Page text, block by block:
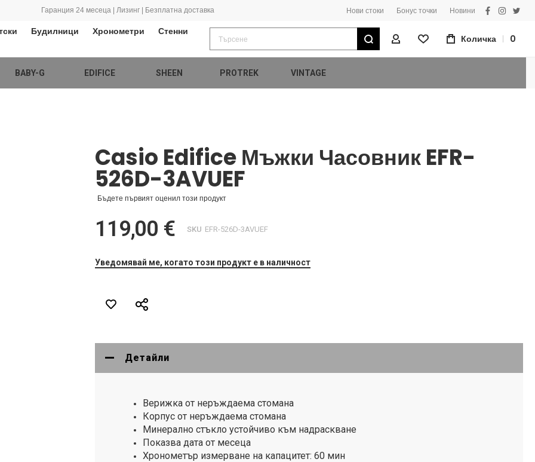
Гаранция 24 месеца | Лизинг | Безплатна доставка Нови стоки Бонус точки Новини
facebook
Будилници Хронометри
Стенни
Търсене
Моят ПрофилКоличка 0
BABY-G EDIFICE SHEEN PROTREK VINTAGE
Casio Edifice Мъжки Часовник EFR-
526D-3AVUEF
Бъдете първият оценил този продукт
119,00 € SKU EFR-526D-3AVUEF
Уведомявай ме, когато този продукт е в наличност
Детайли
Верижка от неръждаема стомана
Корпус от неръждаема стомана
Минерално стъкло устойчиво към надраскване
Показва дата от месеца
Хронометър измерване на капацитет: 60 мин